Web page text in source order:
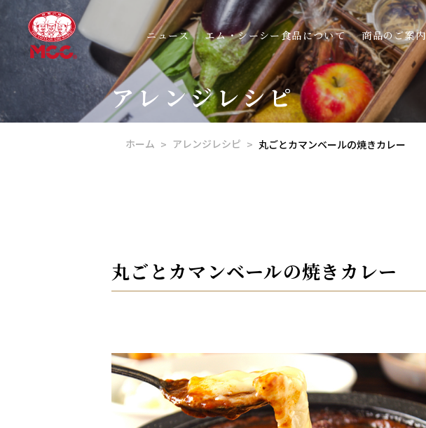
ニュース エム・シーシー食品について 商品のご案内
アレンジレシピ
ホーム アレンジレシピ 丸ごとカマンベールの焼きカレー
丸ごとカマンベールの焼きカレー